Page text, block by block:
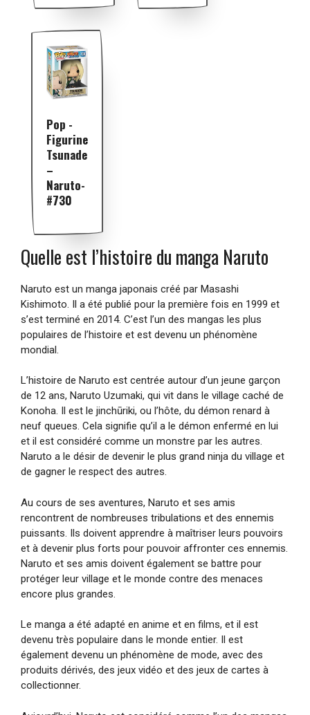
Pop -
Figurine
Tsunade
–
Naruto-
#730
Quelle est l’histoire du manga Naruto
Naruto est un manga japonais créé par Masashi
Kishimoto. Il a été publié pour la première fois en 1999 et
s’est terminé en 2014. C’est l’un des mangas les plus
populaires de l’histoire et est devenu un phénomène
mondial.
L’histoire de Naruto est centrée autour d’un jeune garçon
de 12 ans, Naruto Uzumaki, qui vit dans le village caché de
Konoha. Il est le jinchūriki, ou l’hôte, du démon renard à
neuf queues. Cela signifie qu’il a le démon enfermé en lui
et il est considéré comme un monstre par les autres.
Naruto a le désir de devenir le plus grand ninja du village et
de gagner le respect des autres.
Au cours de ses aventures, Naruto et ses amis
rencontrent de nombreuses tribulations et des ennemis
puissants. Ils doivent apprendre à maîtriser leurs pouvoirs
et à devenir plus forts pour pouvoir affronter ces ennemis.
Naruto et ses amis doivent également se battre pour
protéger leur village et le monde contre des menaces
encore plus grandes.
Le manga a été adapté en anime et en films, et il est
devenu très populaire dans le monde entier. Il est
également devenu un phénomène de mode, avec des
produits dérivés, des jeux vidéo et des jeux de cartes à
collectionner.